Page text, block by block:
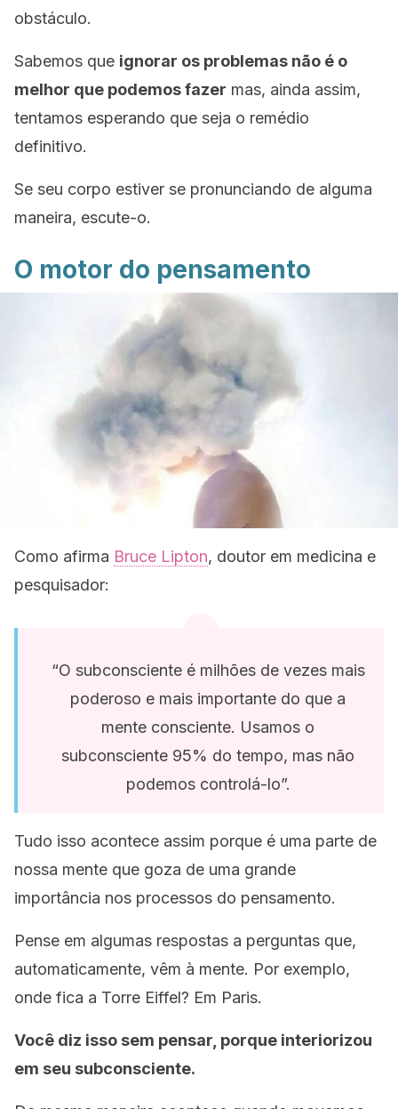
obstáculo.
Sabemos que ignorar os problemas não é o
melhor que podemos fazer mas, ainda assim,
tentamos esperando que seja o remédio
definitivo.
Se seu corpo estiver se pronunciando de alguma
maneira, escute-o.
O motor do pensamento
Como afirma Bruce Lipton, doutor em medicina e
pesquisador:
“O subconsciente é milhões de vezes mais
poderoso e mais importante do que a
mente consciente. Usamos o
subconsciente 95% do tempo, mas não
podemos controlá-lo”.
Tudo isso acontece assim porque é uma parte de
nossa mente que goza de uma grande
importância nos processos do pensamento.
Pense em algumas respostas a perguntas que,
automaticamente, vêm à mente. Por exemplo,
onde fica a Torre Eiffel? Em Paris.
Você diz isso sem pensar, porque interiorizou
em seu subconsciente.